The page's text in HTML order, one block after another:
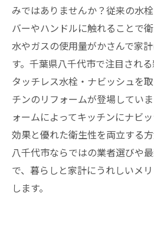
みではありませんか？従来の水
バーやハンドルに触れることで衛
水やガスの使用量がかさんで家
す。千葉県八千代市で注目される
タッチレス水栓・ナビッシュを
チンのリフォームが登場してい
ォームによってキッチンにナビ
効果と優れた衛生性を両立する
八千代市ならではの業者選びや
で、暮らしと家計にうれしいメ
します。